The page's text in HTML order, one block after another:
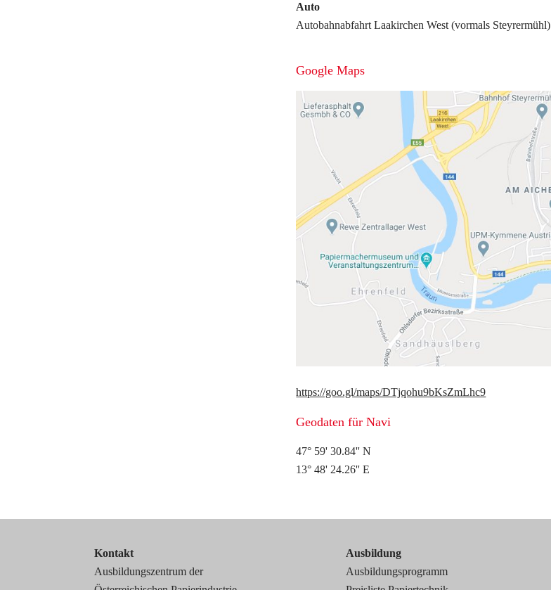
Auto
Autobahnabfahrt Laakirchen West (vormals Steyrermühl)
Google Maps
https://goo.gl/maps/DTjqohu9bKsZmLhc9
Geodaten für Navi
47° 59' 30.84'' N
13° 48' 24.26'' E
Kontakt
Ausbildungszentrum der
Ausbildung
Ausbildungsprogramm